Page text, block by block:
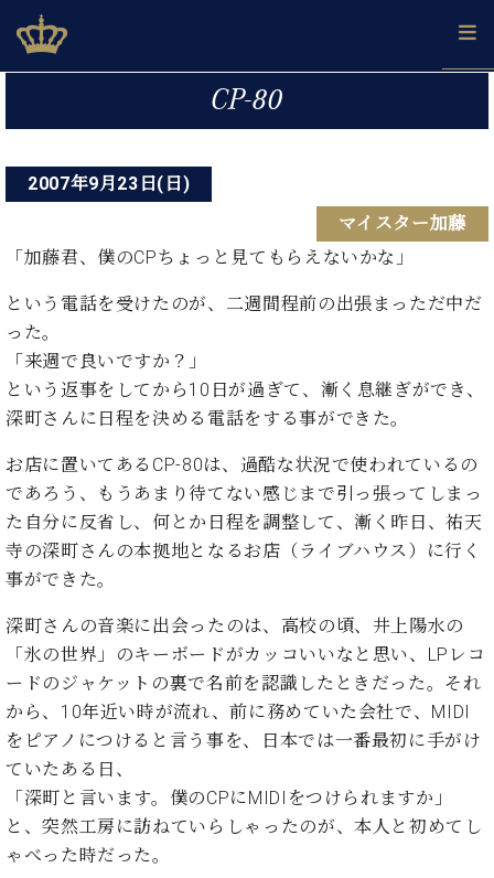
to
content
ベヒシュタインジャパン公式サイト
BECHSTEIN JAPAN Official Site
ベ
ヒ
タ
イ
ン
サ
ー
C.
ベ
ヒ
ュ
ン
レ
ジ
デ
ン
ベ
示
ピ
ノ
技
術
ベ
シ
ュ
イ
の
グ
ラ
ド
ピ
ノ
を
作
る
こ
音
色
と
ッ
チ
ベ
ヒ
ベ
ヒ
ュ
タ
ン
の
秘
密
ド
ツ
の
器
ヒ
シ
ュ
イ
ン
ブ
ン
ド
ヒ
ト
リ
ー
音
楽
達
の
声
ニ
ュ
ー
ス・
メ
マ
ガ
員
録
ご
案
店
舗
ら
の
お
ら
せ
(入
荷
報
等)
プ
レ
ベ
シ
ュ
イ
で、
演
し
た
い！
び
た
い！
録
し
た
い！
と
い
う
方
は、
近
く
の
企
情
報
採
情
報
ベ
ヒ
ュ
タ
イ
ン・
ロ
ン
会
員
ベ
ヒ
シ
ュ
タ
ン・
CP-80
2007年9月23日(日)
マイスター加藤
「加藤君、僕のCPちょっと見てもらえないかな」
という電話を受けたのが、二週間程前の出張まっただ中だ
った。
「来週で良いですか？」
という返事をしてから10日が過ぎて、漸く息継ぎができ、
深町さんに日程を決める電話をする事ができた。
お店に置いてあるCP-80は、過酷な状況で使われているの
であろう、もうあまり待てない感じまで引っ張ってしまっ
た自分に反省し、何とか日程を調整して、漸く昨日、祐天
寺の深町さんの本拠地となるお店（ライブハウス）に行く
事ができた。
深町さんの音楽に出会ったのは、高校の頃、井上陽水の
「氷の世界」のキーボードがカッコいいなと思い、LPレコ
ードのジャケットの裏で名前を認識したときだった。それ
から、10年近い時が流れ、前に務めていた会社で、MIDI
をピアノにつけると言う事を、日本では一番最初に手がけ
ていたある日、
「深町と言います。僕のCPにMIDIをつけられますか」
と、突然工房に訪ねていらしゃったのが、本人と初めてし
ゃべった時だった。
稿
ナ
ビ
ー
シ
ョ
ン